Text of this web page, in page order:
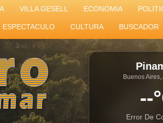
VILLA GESELL ECONOMIA
ESPECTACULO CULTURA BUSCADOR
Buenos
--
Error De